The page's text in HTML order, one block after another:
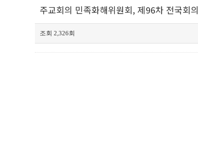
주교회의 민족화해위원회, 제96차 전국회의
조회 2,326회